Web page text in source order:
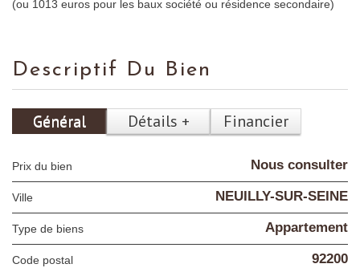
(ou 1013 euros pour les baux société ou résidence secondaire)
Descriptif Du Bien
Général Détails + Financier
Prix du bien Nous consulter
Ville NEUILLY-SUR-SEINE
Type de biens Appartement
Code postal 92200